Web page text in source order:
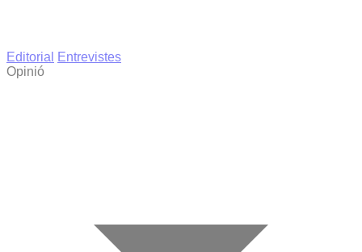
Editorial
Entrevistes
Opinió